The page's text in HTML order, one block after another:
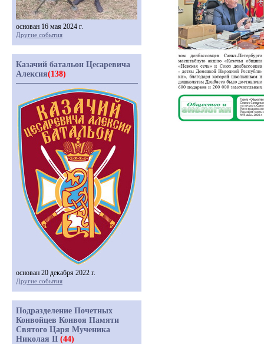
основан 16 мая 2024 г.
Другие события
Казачий батальон Цесаревича
Алексия(138)
основан 20 декабря 2022 г.
Другие события
Подразделение Почетных
Конвойцев Конвоя Памяти
Святого Царя Мученика
Николая II (44)